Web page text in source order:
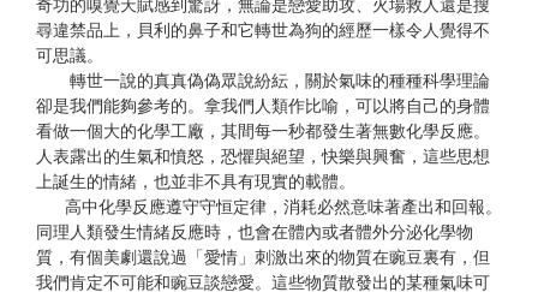
尋違禁品上，貝利的鼻子和它轉世為狗的經歷一樣令人覺得不
可思議。
轉世一說的真真偽偽眾說紛紜，關於氣味的種種科學理論
卻是我們能夠參考的。拿我們人類作比喻，可以將自己的身體
看做一個大的化學工廠，其間每一秒都發生著無數化學反應。
人表露出的生氣和憤怒，恐懼與絕望，快樂與興奮，這些思想
上誕生的情緒，也並非不具有現實的載體。
高中化學反應遵守守恒定律，消耗必然意味著產出和回報。
同理人類發生情緒反應時，也會在體內或者體外分泌化學物
質，有個美劇還說過「愛情」刺激出來的物質在豌豆裏有，但
我們肯定不可能和豌豆談戀愛。這些物質散發出的某種氣味可